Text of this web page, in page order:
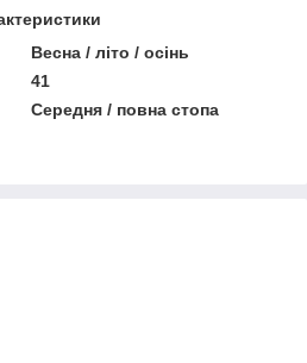
Весна / літо / осінь
41
Середня / повна стопа